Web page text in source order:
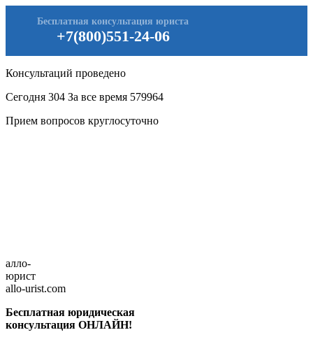
+7(800)551-24-06
Бесплатная консультация юриста
Консультаций проведено
Сегодня 304 За все время 579964
Прием вопросов круглосуточно
алло-
юрист
allo-urist.com
Бесплатная юридическая
консультация ОНЛАЙН!